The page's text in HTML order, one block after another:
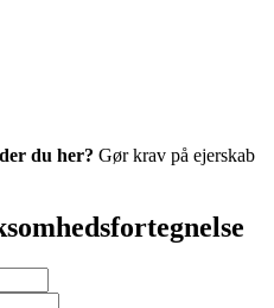
du her? Gør krav på ejerskab